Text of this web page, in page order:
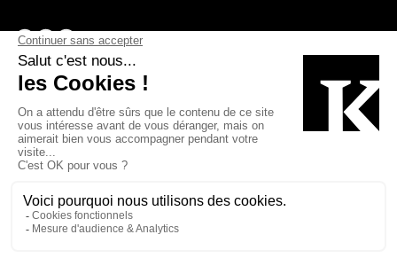
Page Facebook de Kollectif
Page Instagram de Kollectif
Page Linkedin de Kollectif
Bâtiment-Durable-Québec-1
Esquisses-1
MP-1 v2com-1